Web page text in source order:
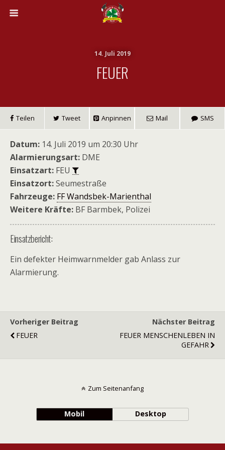
14. Juli 2019
FEUER
Teilen Tweet Anpinnen Mail SMS
Datum: 14. Juli 2019 um 20:30 Uhr
Alarmierungsart: DME
Einsatzart: FEU
Einsatzort:Seumestraße
Fahrzeuge: FF Wandsbek-Marienthal
Weitere Kräfte: BF Barmbek, Polizei
Einsatzbericht:
Ein defekter Heimwarnmelder gab Anlass zur
Alarmierung.
Vorheriger Beitrag
FEUER
Nächster Beitrag
FEUER MENSCHENLEBEN IN
GEFAHR
Zum Seitenanfang
Mobil Desktop